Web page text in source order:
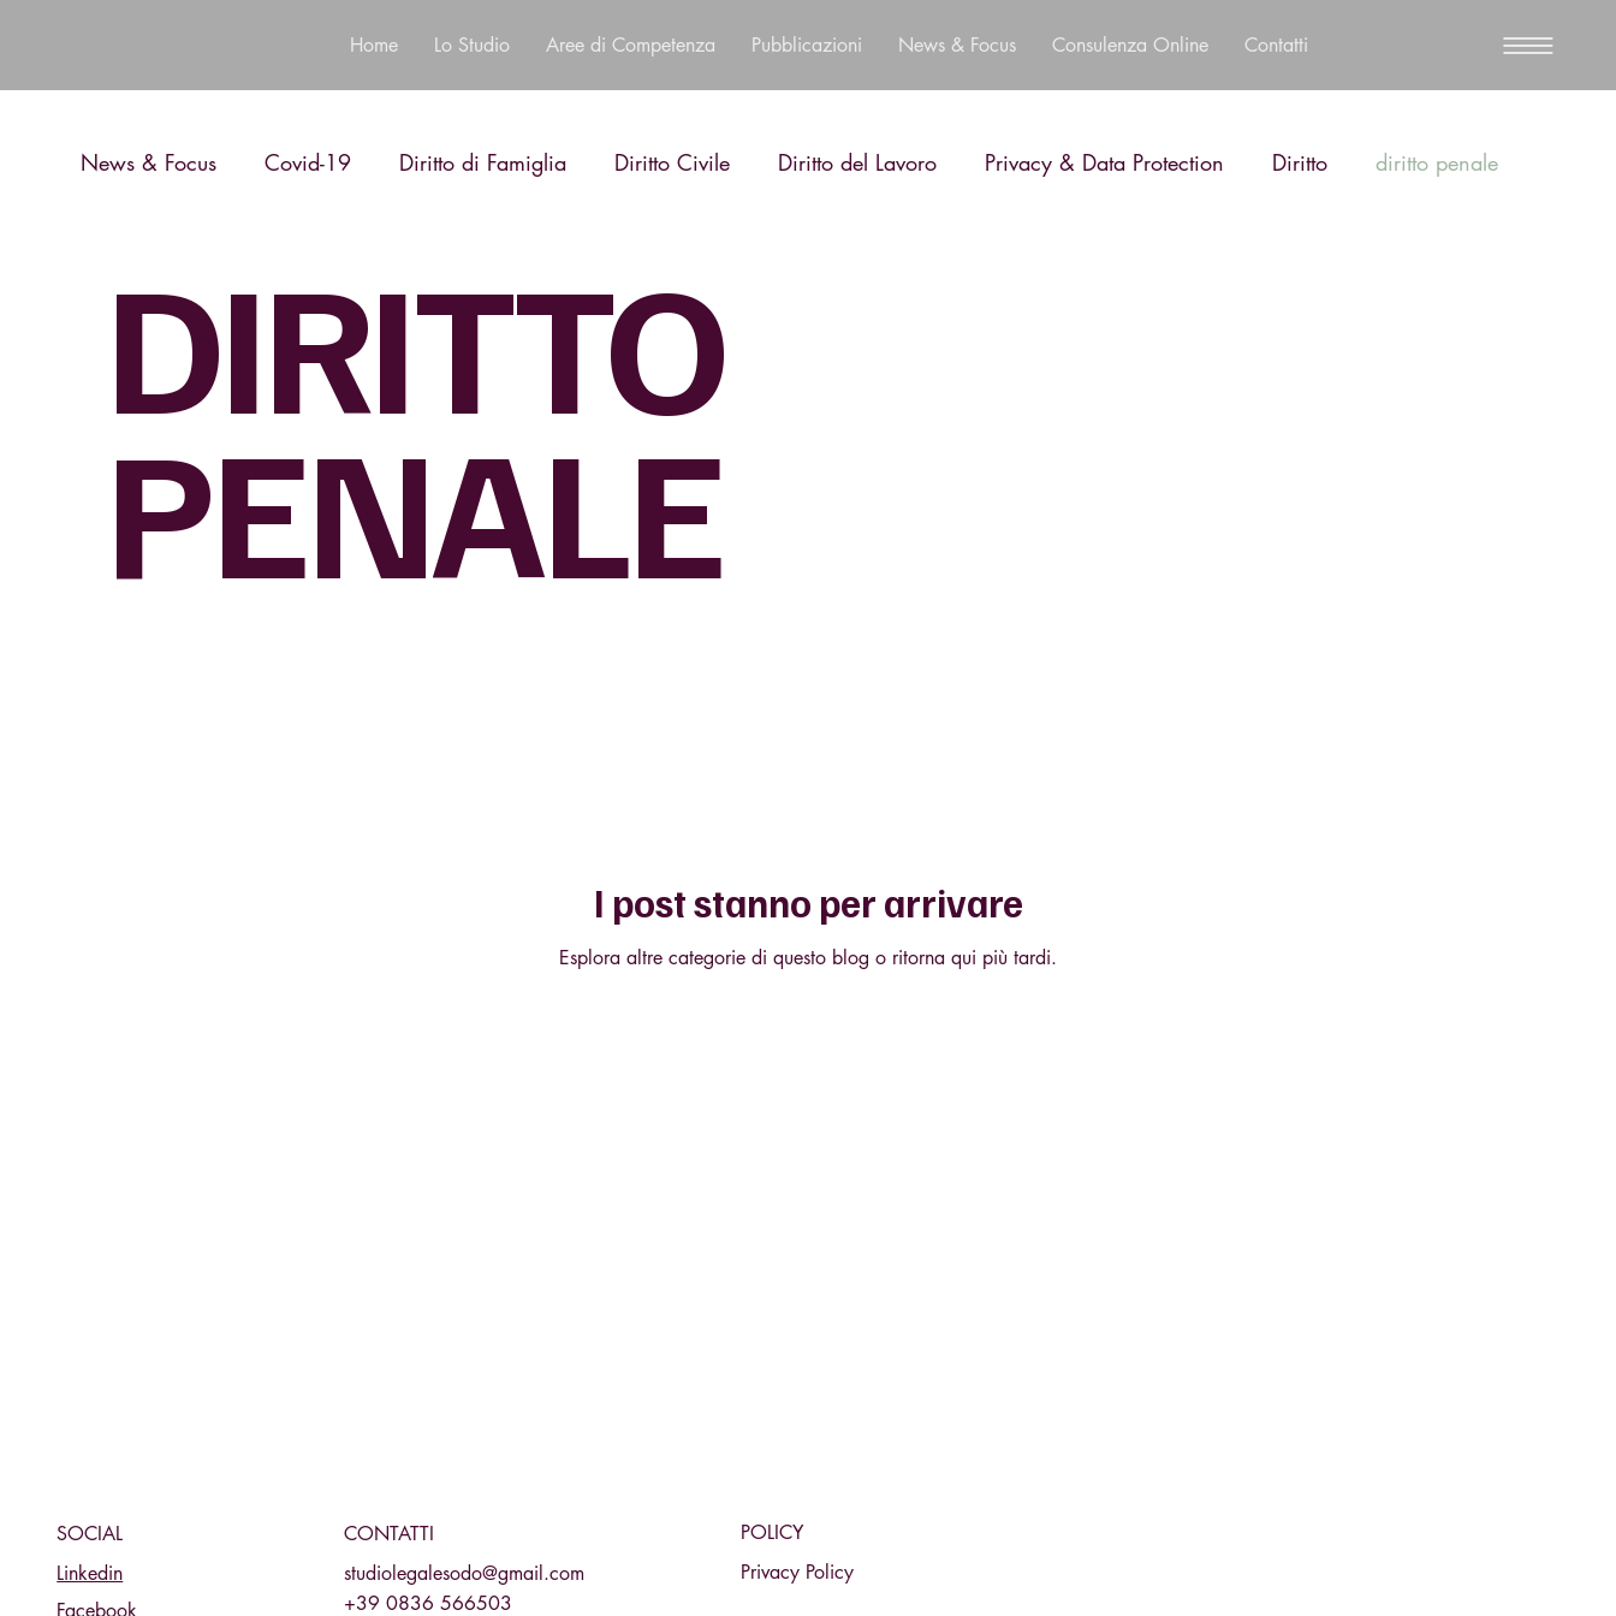
Home Lo Studio Aree di Competenza Pubblicazioni News & Focus Consulenza Online Contatti
News & Focus Covid-19 Diritto di Famiglia Diritto Civile Diritto del Lavoro Privacy & Data Protection Diritto diritto penale
DIRITTO
PENALE
I post stanno per arrivare
Esplora altre categorie di questo blog o ritorna qui più tardi.
SOCIAL
Linkedin
Facebook
CONTATTI
studiolegalesodo@gmail.com
+39 0836 566503
POLICY
Privacy Policy